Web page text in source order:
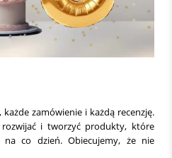
zamówienie i każdą recenzję.
i tworzyć produkty, które
na co dzień. Obiecujemy, że nie